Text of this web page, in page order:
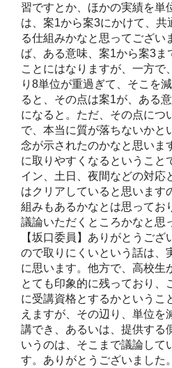
習ですとか、ほかの実績を単
は、案1から案3にかけて、共
る仕組みかなと思ってござい
ば、ある意味、案1から案3ま
ことにはなりますが、一方で
り8単位が重過ぎて、そこを
ると、その点は案1が、ある
になると。ただ、その点につ
で、本当に質が落ちないかと
念が示されたのかなと思いま
に取りやすくなるということ
イン、土日、夜間などの対応
はクリアしていると思います
組みもあるかなとは思ってお
議論いただくところかなと思
【坂口委員】ありがとうご
ので取りにくいという話は、
に思います。他方で、高校生
とても印象的に残っており、
に受講資格とするかというこ
えますが、その辺り、単位を
講でき、あるいは、提供する
いうのは、そこまで議論して
す。ありがとうございました。